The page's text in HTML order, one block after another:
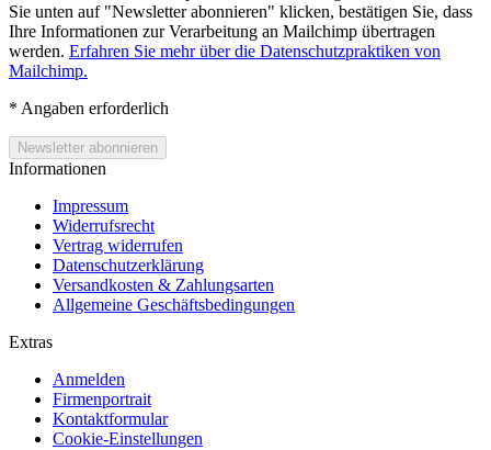
Sie unten auf "Newsletter abonnieren" klicken, bestätigen Sie, dass
Ihre Informationen zur Verarbeitung an Mailchimp übertragen
werden. Erfahren Sie mehr über die Datenschutzpraktiken von
Mailchimp.
* Angaben erforderlich
Informationen
Impressum
Widerrufsrecht
Vertrag widerrufen
Datenschutzerklärung
Versandkosten & Zahlungsarten
Allgemeine Geschäftsbedingungen
Extras
Anmelden
Firmenportrait
Kontaktformular
Cookie-Einstellungen